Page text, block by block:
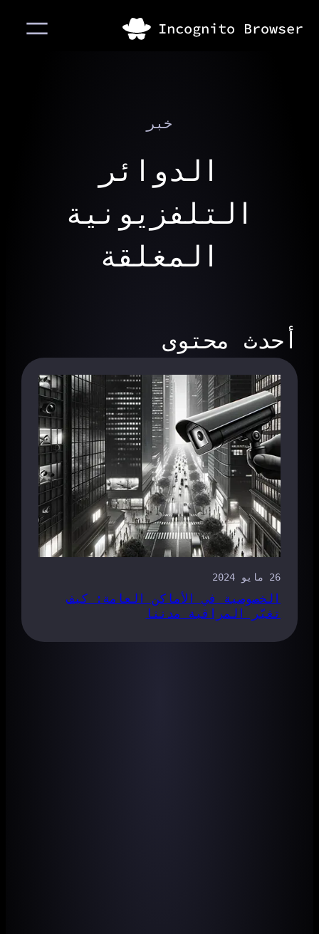
خبر
الدوائر
التلفزيونية
المغلقة
أحدث محتوى
26 مايو 2024
الخصوصية في الأماكن العامة: كيف
تغيّر المراقبة مدننا